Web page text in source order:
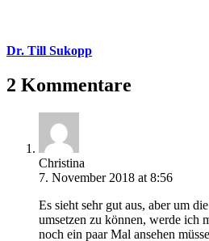
Dr. Till Sukopp
2 Kommentare
Christina
7. November 2018 at 8:56
Es sieht sehr gut aus, aber um
umsetzen zu können, werde ich
noch ein paar Mal ansehen